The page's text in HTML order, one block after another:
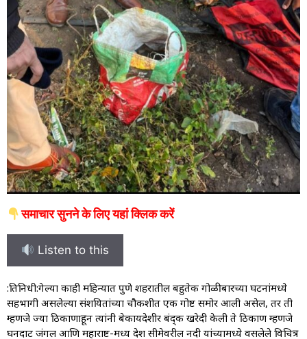
समाचार सुनने के लिए यहां क्लिक करें
Listen to this
:प्रतिनिधी:गेल्या काही महिन्यात पुणे शहरातील बहुतेक गोळीबारच्या घटनांमध्ये
सहभागी असलेल्या संशयितांच्या चौकशीत एक गोष्ट समोर आली असेल, तर ती
म्हणजे ज्या ठिकाणाहून त्यांनी बेकायदेशीर बंद्क खरेदी केली ते ठिकाण म्हणजे
घनदाट जंगल आणि महाराष्ट-मध्य प्रदेश सीमेवरील नदी यांच्यामध्ये वसलेले विचित्र